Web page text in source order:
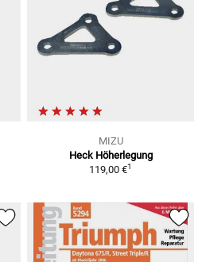
MIZU
Heck Höherlegung
119,00 €1